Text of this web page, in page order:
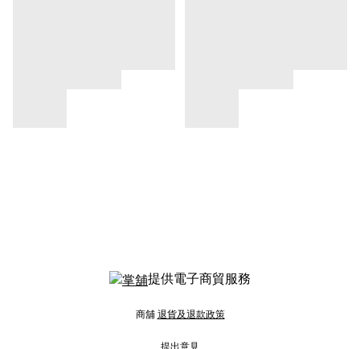
提供電子商貿服務
商舖 退貨及退款政策